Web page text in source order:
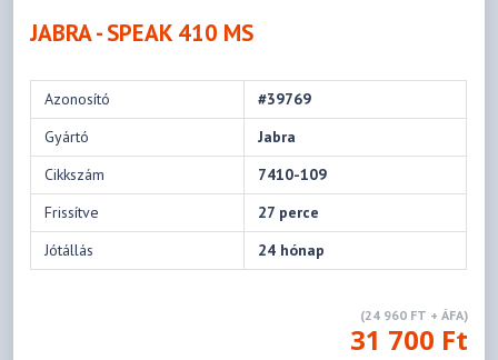
JABRA - SPEAK 410 MS
Azonosító
#39769
Gyártó
Jabra
Cikkszám
7410-109
Frissítve
27 perce
Jótállás
24 hónap
(24 960 FT + ÁFA)
31 700 Ft